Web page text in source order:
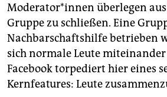
Moderator*innen überlegen
Gruppe zu schließen. Eine
Nachbarschaftshilfe betrieben
sich normale Leute miteinander
Facebook torpediert hier eines
Kernfeatures: Leute